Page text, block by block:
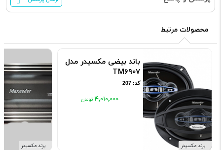
محصولات مرتبط
برند مکسیدر
باند بیضی مکسیدر مدل
TM6907
کد: 207
۴٬۰۱۰٬۰۰۰
برند مکسیدر